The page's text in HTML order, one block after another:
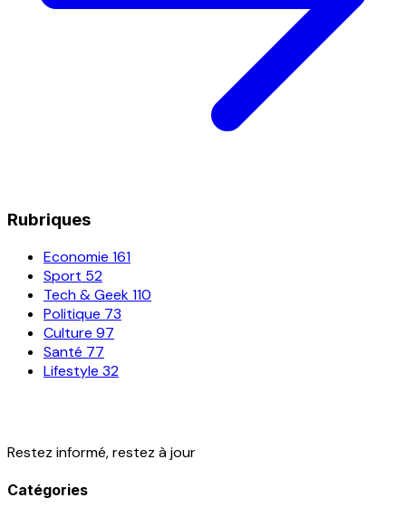
Rubriques
Economie 161
Sport 52
Tech & Geek110
Politique 73
Culture 97
Santé 77
Lifestyle 32
Restez informé, restez à jour
Catégories